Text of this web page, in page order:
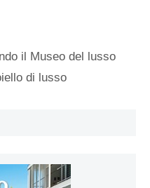
il Museo del lusso
di lusso